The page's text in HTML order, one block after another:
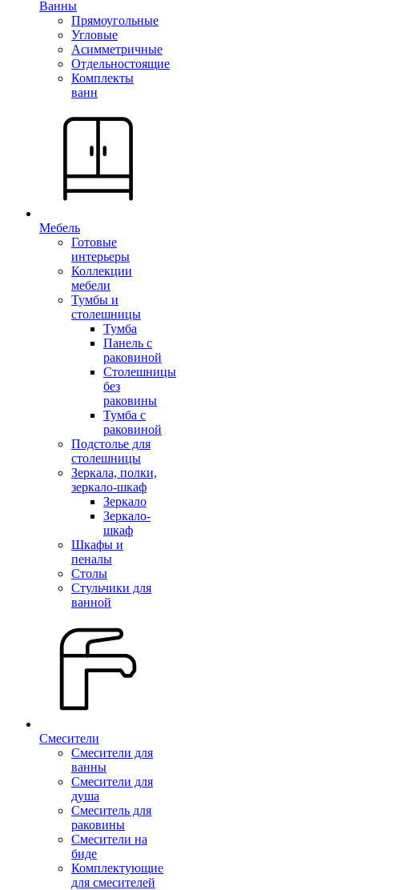
Ванны
Прямоугольные
Угловые
Асимметричные
Отдельностоящие
Комплекты
ванн
Мебель
Готовые
интерьеры
Коллекции
мебели
Тумбы и
столешницы
Тумба
Панель с
раковиной
Столешницы
без
раковины
Тумба с
раковиной
Подстолье для
столешницы
Зеркала, полки,
зеркало-шкаф
Зеркало
Зеркало-
шкаф
Шкафы и
пеналы
Столы
Стульчики для
ванной
Смесители
Смесители для
ванны
Смесители для
душа
Смеситель для
раковины
Смесители на
биде
Комплектующие
для смесителей